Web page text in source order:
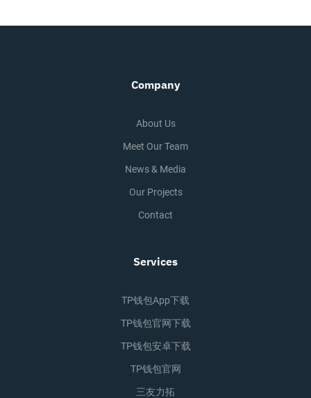
Company
About Us
Meet Our Team
News & Media
Our Projects
Contact
Services
TP钱包app下载
TP钱包官网下载
TP钱包安卓下载
TP钱包官网
三友力拓